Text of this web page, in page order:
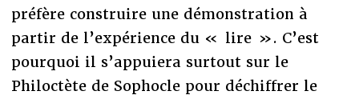
préfère construire une démonstration à
partir de l’expérience du « lire ». C’est
pourquoi il s’appuiera surtout sur le
Philoctète de Sophocle pour déchiffrer le